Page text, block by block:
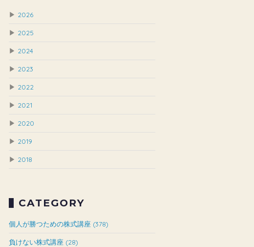
▶ 2026
▶ 2025
▶ 2024
▶ 2023
▶ 2022
▶ 2021
▶ 2020
▶ 2019
▶ 2018
CATEGORY
個人が勝つための株式講座 (378)
負けない株式講座 (28)